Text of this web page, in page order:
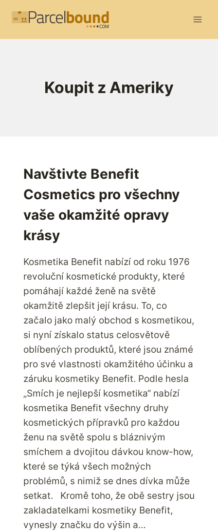
Koupit z Ameriky
Navštivte Benefit
Cosmetics pro všechny
vaše okamžité opravy
krásy
Kosmetika Benefit nabízí od roku 1976
revoluční kosmetické produkty, které
pomáhají každé ženě na světě
okamžitě zlepšit její krásu. To, co
začalo jako malý obchod s kosmetikou,
si nyní získalo status celosvětově
oblíbených produktů, které jsou známé
pro své vlastnosti okamžitého účinku a
záruku kosmetiky Benefit. Podle hesla
„Smích je nejlepší kosmetika“ nabízí
kosmetika Benefit všechny druhy
kosmetických přípravků pro každou
ženu na světě spolu s bláznivým
smíchem a dvojitou dávkou know-how,
které se týká všech možných
problémů, s nimiž se dnes dívka může
setkat. Kromě toho, že obě sestry jsou
zakladatelkami kosmetiky Benefit,
vynesly značku do výšin a…